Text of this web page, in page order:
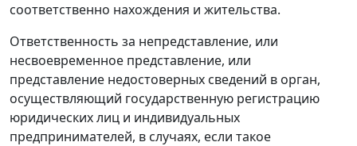
соответственно нахождения и жительства.
Ответственность за непредставление, или
несвоевременное представление, или
представление недостоверных сведений в орган,
осуществляющий государственную регистрацию
юридических лиц и индивидуальных
предпринимателей, в случаях, если такое